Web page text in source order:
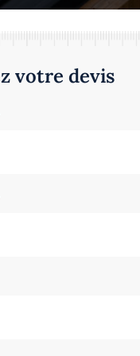
votre devis